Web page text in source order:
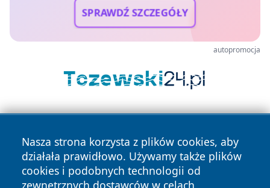
SPRAWDŹ SZCZEGÓŁY
autopromocja
Nasza strona korzysta z plików cookies, aby
działała prawidłowo. Używamy także plików
cookies i podobnych technologii od
zewnętrznych dostawców w celach